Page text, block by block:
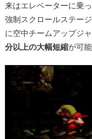
来はエレベーターに乗
強制スクロールステー
に空中チームアップジ
分以上の大幅短縮が可
画